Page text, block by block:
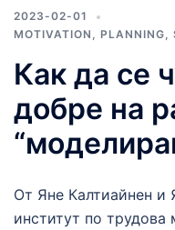
2023-02-01
MOTIVATION , PLANNING,
Как да се
добре на
От Яне Калтиайнен и
институт по